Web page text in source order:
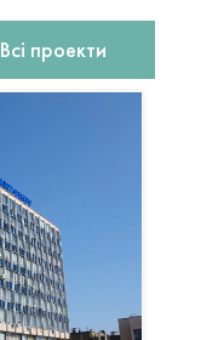
Всі проекти